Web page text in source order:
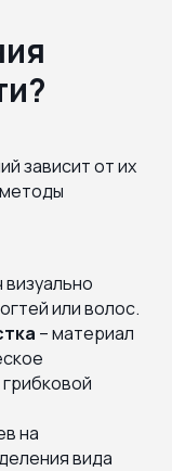
зависит от их
визуально
или волос.
– материал
на
вида